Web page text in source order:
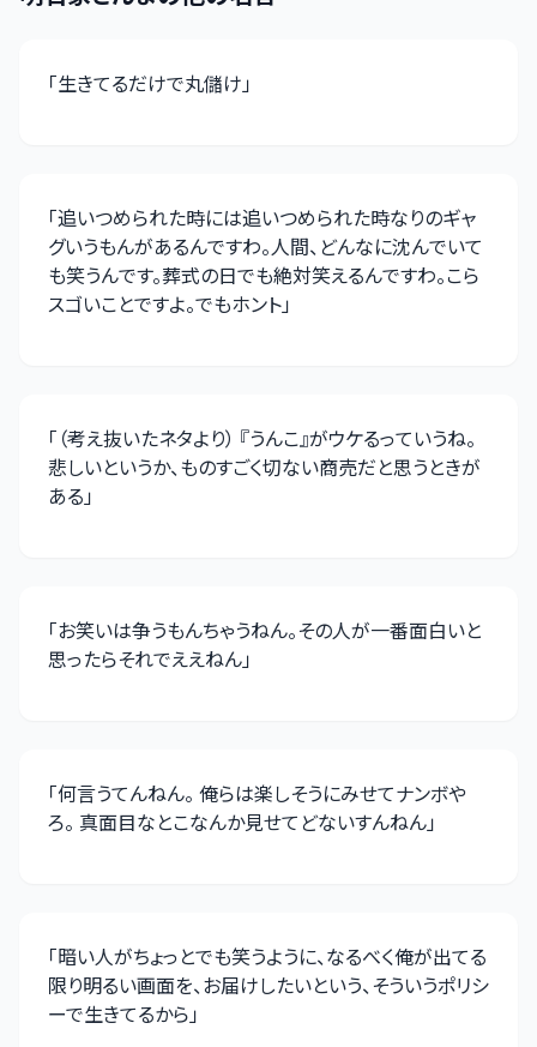
「生きてるだけで丸儲け」
「追いつめられた時には追いつめられた時なりのギャ
グいうもんがあるんですわ。人間、どんなに沈んでいて
も笑うんです。葬式の日でも絶対笑えるんですわ。こら
スゴいことですよ。でもホント」
「 （考え抜いたネタより） 『うんこ』がウケるっていうね。
悲しいというか、ものすごく切ない商売だと思うときが
ある」
「お笑いは争うもんちゃうねん。その人が一番面白いと
思ったらそれでええねん」
「何言うてんねん。 俺らは楽しそうにみせてナンボや
ろ。 真面目なとこなんか見せてどないすんねん」
「暗い人がちょっとでも笑うように、なるべく俺が出てる
限り明るい画面を、お届けしたいという、そういうポリシ
ーで生きてるから」